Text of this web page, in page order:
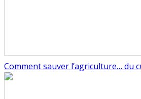
Comment sauver l’agriculture… du